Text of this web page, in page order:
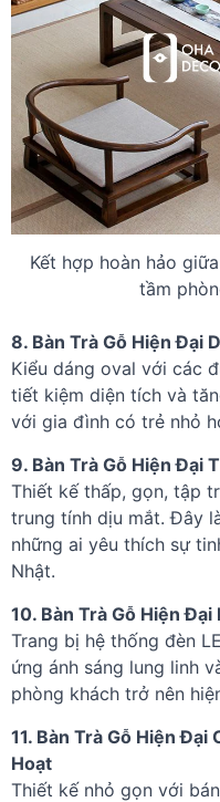
Kết hợp hoàn hảo
tầm
8. Bàn Trà Gỗ Hiện Đại
Kiểu dáng oval với các
tiết kiệm diện tích và
với gia đình có trẻ nhỏ
9. Bàn Trà Gỗ Hiện Đại
Thiết kế thấp, gọn, tập
trung tính dịu mắt. Đây
những ai yêu thích sự
Nhật.
10. Bàn Trà Gỗ Hiện
Trang bị hệ thống đèn
ứng ánh sáng lung linh
phòng khách trở nên
11. Bàn Trà Gỗ Hiện Đại
Hoạt
Thiết kế nhỏ gọn với